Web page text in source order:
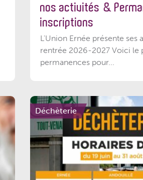
nos activités &
inscriptions
L'Union Ernée présente ses
rentrée 2026-2027 Voici le
permanences pour...
Déchèterie